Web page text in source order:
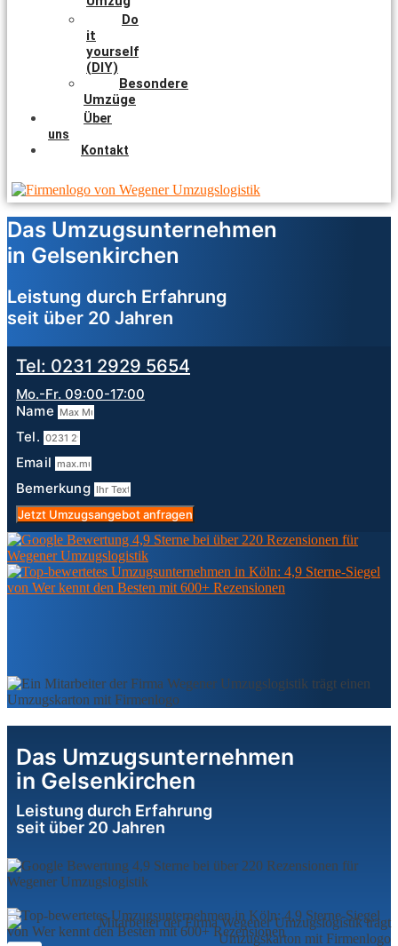
Do
it
yourself
(DIY)
Besondere
Umzüge
Über
uns
Kontakt
Das Umzugsunternehmen
in Gelsenkirchen
Leistung durch Erfahrung
seit über 20 Jahren
Tel: 0231 2929 5654
Mo.-Fr. 09:00-17:00
Name
Tel.
Email
Bemerkung
Jetzt Umzugsangebot anfragen
Das Umzugsunternehmen
in Gelsenkirchen
Leistung durch Erfahrung
seit über 20 Jahren